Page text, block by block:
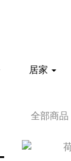
居家
全部商品